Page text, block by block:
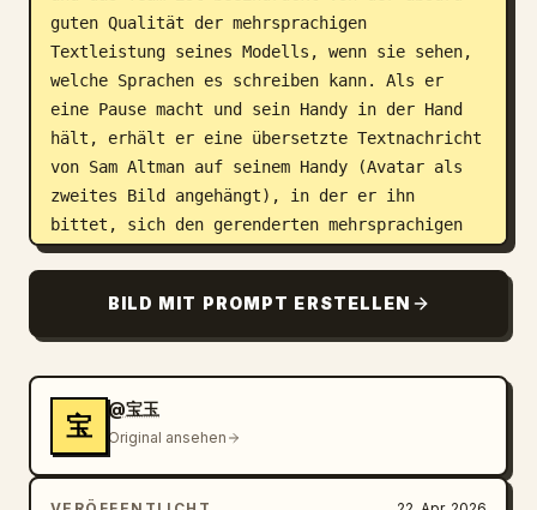
guten Qualität der mehrsprachigen
Textleistung seines Modells, wenn sie sehen,
welche Sprachen es schreiben kann. Als er
eine Pause macht und sein Handy in der Hand
hält, erhält er eine übersetzte Textnachricht
von Sam Altman auf seinem Handy (Avatar als
zweites Bild angehängt), in der er ihn
bittet, sich den gerenderten mehrsprachigen
Text in einem Bild anzusehen, das er gerade
Sam nur Englisch kann. Mache es jedoch
lustig, indem Boyuan am Ende (im typischen
Sams generiertes Bild den Satz „稳稳地接住你“
an zentraler Stelle in einem ansonsten
perfekt gerenderten Bild enthält, das dazu
dient, dem Team zu gratulieren, da dieser
BILD MIT PROMPT ERSTELLEN
宝
@宝玉
Original ansehen